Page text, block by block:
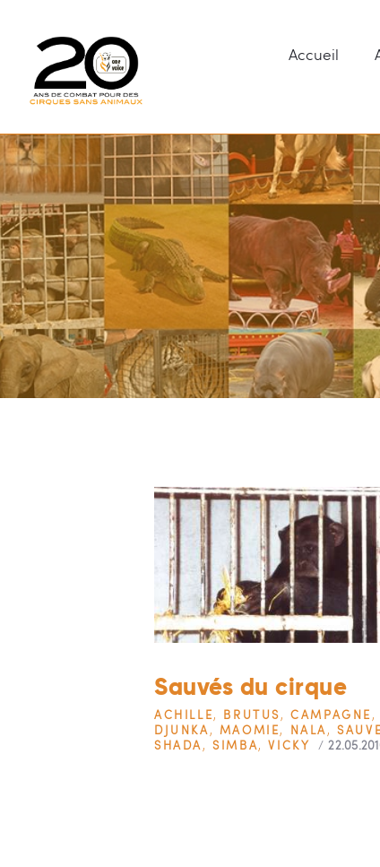
Accueil
Accueil A
Sauvés du cirque
ACHILLE, BRUTUS,CAMPAGNE ,
DJUNKA , MAOMIE, NALA ,
SHADA ,SIMBA,VICKY